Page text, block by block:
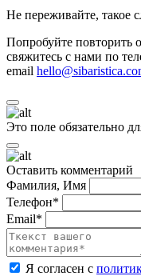
Не переживайте, такое
Попробуйте повторить
свяжитесь с нами по
email
Это поле обязательно
Оставить комментарий
Фамилия, Имя
Телефон*
Email*
Я согласен с